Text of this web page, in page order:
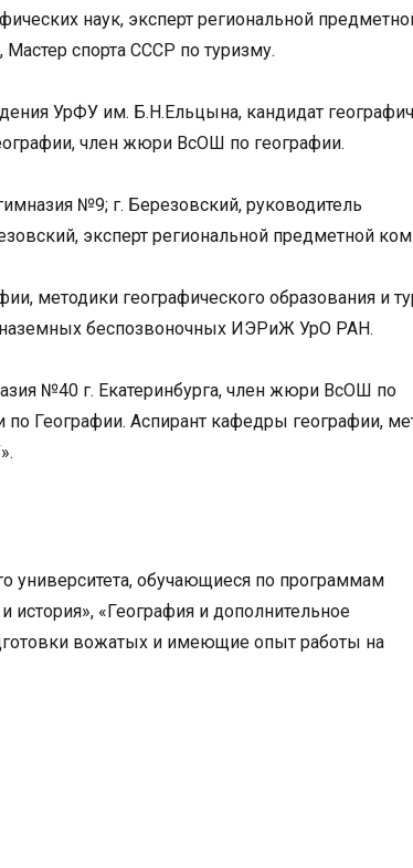
наук, эксперт региональной
спорта СССР по туризму.
УрФУ им. Б.Н.Ельцына, кандидат
член жюри ВсОШ по географии.
№9; г. Березовский, руководитель
эксперт региональной предметной
методики географического образования и
беспозвоночных ИЭРиЖ УрО РАН.
№40 г. Екатеринбурга, член жюри ВсОШ по
Географии. Аспирант кафедры географии,
университета, обучающиеся по программам
история», «География и дополнительное
вожатых и имеющие опыт работы на